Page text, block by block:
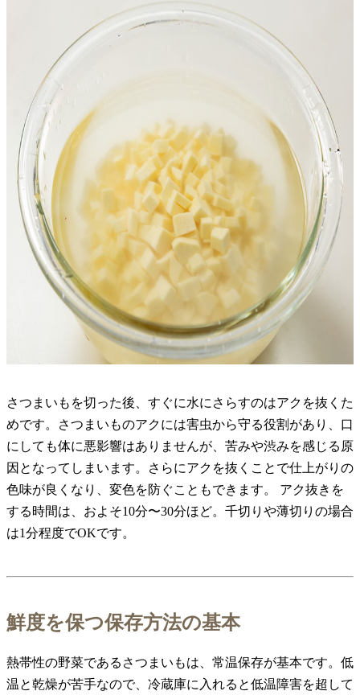
さつまいもを切った後、すぐに水にさらすのはアクを抜くた
めです。さつまいものアクには害虫から守る役割があり、口
にしても体に悪影響はありませんが、苦みや渋みを感じる原
因となってしまいます。さらにアクを抜くことで仕上がりの
色味が良くなり、変色を防ぐこともできます。 アク抜きを
する時間は、およそ10分〜30分ほど。千切りや薄切りの場合
は1分程度でOKです。
鮮度を保つ保存方法の基本
熱帯性の野菜であるさつまいもは、常温保存が基本です。低
温と乾燥が苦手なので、冷蔵庫に入れると低温障害を超して